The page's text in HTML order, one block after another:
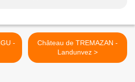
Château de TREMAZAN -
Landunvez >